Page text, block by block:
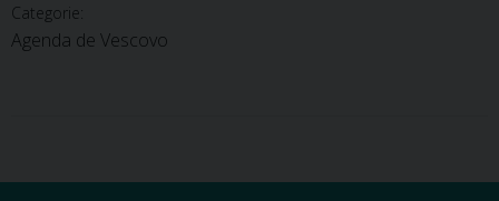
Categorie:
Agenda de Vescovo